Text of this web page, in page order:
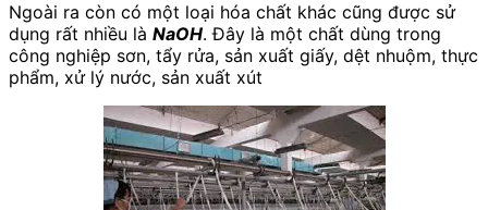
Ngoài ra còn có một loại hóa chất khác cũng được sử
dụng rất nhiều là NaOH. Đây là một chất dùng trong
công nghiệp sơn, tẩy rửa, sản xuất giấy, dệt nhuộm, thực
phẩm, xử lý nước, sản xuất xút